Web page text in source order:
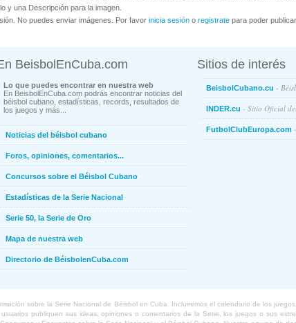
y una Descripción para la imagen.
No puedes enviar imágenes. Por favor inicia sesión o registrate para poder
BeisbolEnCuba.com
Lo que puedes encontrar en nuestra web
En BeisbolEnCuba.com podrás encontrar noticias del
béisbol cubano, estadísticas, records, resultados de
los juegos y más...
Noticias del béisbol cubano
Foros, opiniones, comentarios...
Concursos sobre el Béisbol Cubano
Estadísticas de la Serie Nacional
Serie 50, la Serie de Oro
Mapa de nuestra web
Directorio de BéisbolenCuba.com
Sitios de interés
BeisbolCubano.cu -
INDER.cu - Sitio Oficial
FutbolClubEuropa.com
sobre la Serie Nacional de Béisbol en Cuba. Incluiremos el calendario de los
publiquen sus ideas, opiniones o comentarios de la Serie, los juegos o sus